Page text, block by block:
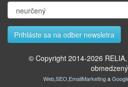
© Copyright 2014-2026
Web,SEO,EmailMarketinga